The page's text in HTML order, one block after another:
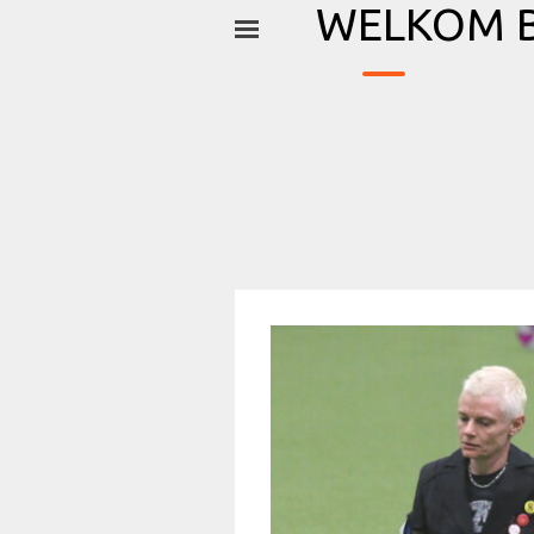
_
WELKOM
Menu overslaan